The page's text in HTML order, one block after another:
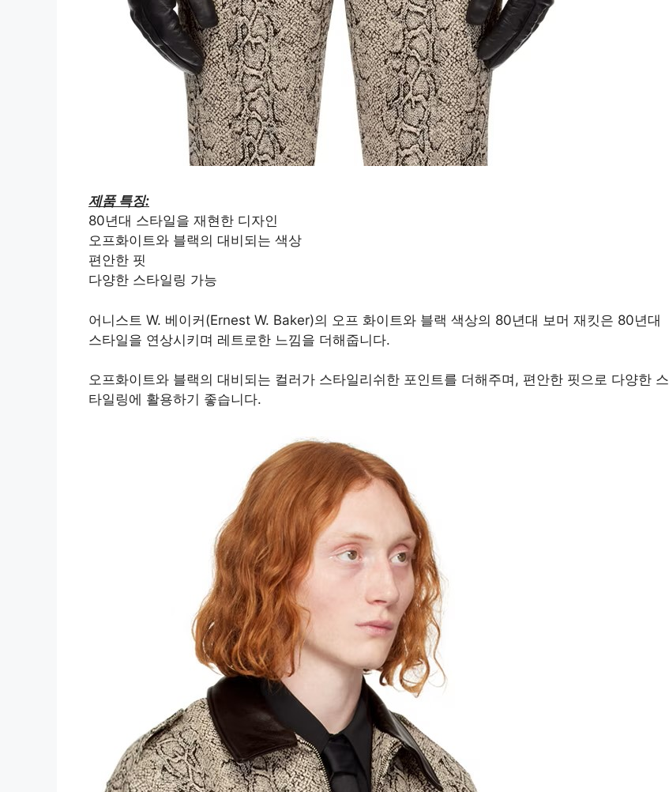
제품 특징:
80년대 스타일을 재현한 디자인
오프화이트와 블랙의 대비되는 색상
편안한 핏
다양한 스타일링 가능
어니스트 W. 베이커(Ernest W. Baker)의 오프 화이트와 블랙 색상의 80년대 보머 재킷은 80년대
스타일을 연상시키며 레트로한 느낌을 더해줍니다.
오프화이트와 블랙의 대비되는 컬러가 스타일리쉬한 포인트를 더해주며, 편안한 핏으로 다양한 스
타일링에 활용하기 좋습니다.